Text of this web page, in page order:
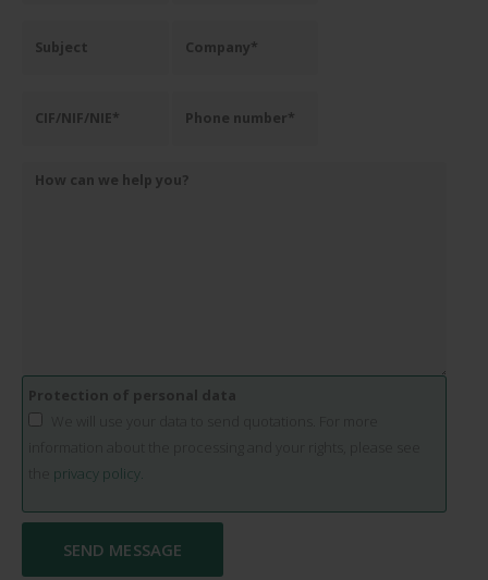
Protection of personal data
privacy policy.